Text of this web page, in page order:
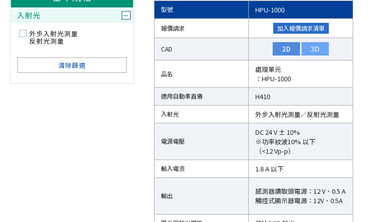
入射光
外步入射光測量
反射光測量
清除篩選
型號 HPU-1000
報價請求 加入報價請求清單
CAD
品名
處理單元
：HPU-1000
適用自動準直儀 H410
入射光 外步入射光測量／反射光測量
電源電壓
DC 24 V ± 10%
※功率紋波10% 以下
（<12 Vp-p）
輸入電流 1.8 A 以下
輸出
感測器讀取頭電源：12 V、0.5 A
觸控式顯示器電源：12V、0.5A
型號
報價請求
CAD
品名
適用自動準直儀
入射光
電源電壓
輸入電流
輸出